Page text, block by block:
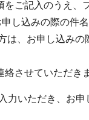
ご記入のうえ、
し込みの際の件
は、お申し込みの
させていただき
力いただき、お